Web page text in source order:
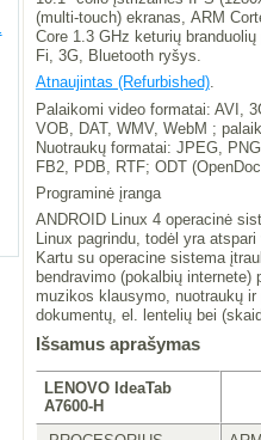
(multi-touch) ekranas, ARM
Core 1.3 GHz keturių
Fi, 3G, Bluetooth ryšys.
Atnaujintas (Refurbished).
Palaikomi video formatai: AVI,
VOB, DAT, WMV, WebM ;
Nuotraukų formatai: JPEG,
FB2, PDB, RTF; ODT
Programinė įranga
ANDROID Linux 4 operacinė
Linux pagrindu, todėl yra
Kartu su operacine sistema
bendravimo (pokalbių
muzikos klausymo, nuotraukų
dokumentų, el. lentelių bei
Išsamus aprašymas
LENOVO IdeaTab
A7600-H